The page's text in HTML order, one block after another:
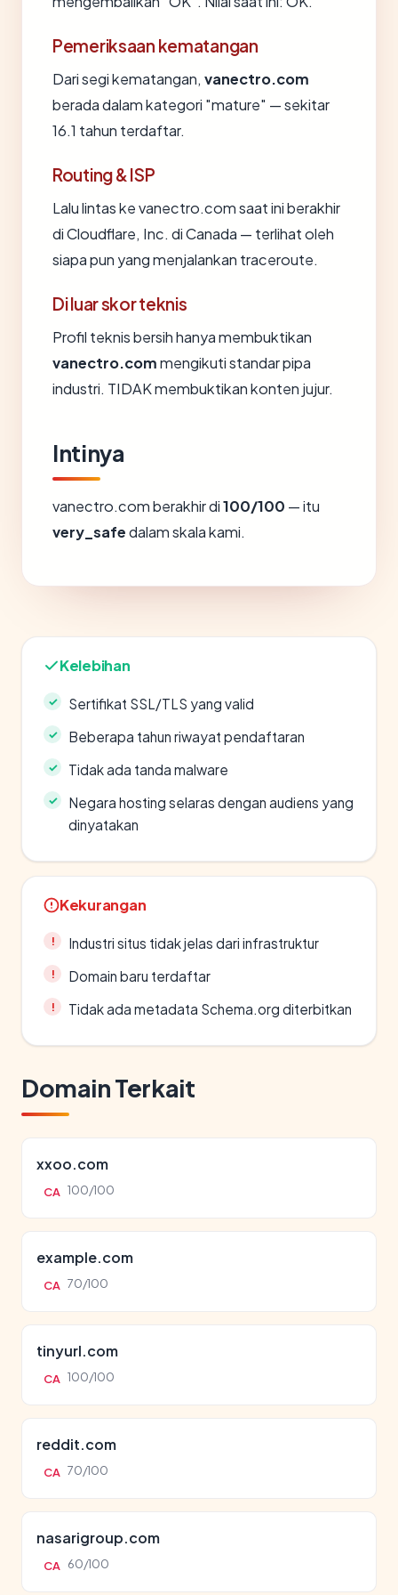
Pemeriksaan kematangan
Dari segi kematangan, vanectro.com
berada dalam kategori "mature" — sekitar
16.1 tahun terdaftar.
Routing & ISP
Lalu lintas ke vanectro.com saat ini berakhir
di Cloudflare, Inc. di Canada — terlihat oleh
siapa pun yang menjalankan traceroute.
Di luar skor teknis
Profil teknis bersih hanya membuktikan
vanectro.commengikuti standar pipa
industri. TIDAK membuktikan konten jujur.
Intinya
vanectro.com berakhir di100/100 — itu
very_safedalam skala kami.
Kelebihan
Sertifikat SSL/TLS yang valid
Beberapa tahun riwayat pendaftaran
Tidak ada tanda malware
Negara hosting selaras dengan audiens yang
dinyatakan
Kekurangan
Industri situs tidak jelas dari infrastruktur
Domain baru terdaftar
Tidak ada metadata Schema.org diterbitkan
Domain Terkait
xxoo.com
CA 100/100
example.com
CA 70/100
tinyurl.com
CA 100/100
reddit.com
CA 70/100
nasarigroup.com
CA 60/100